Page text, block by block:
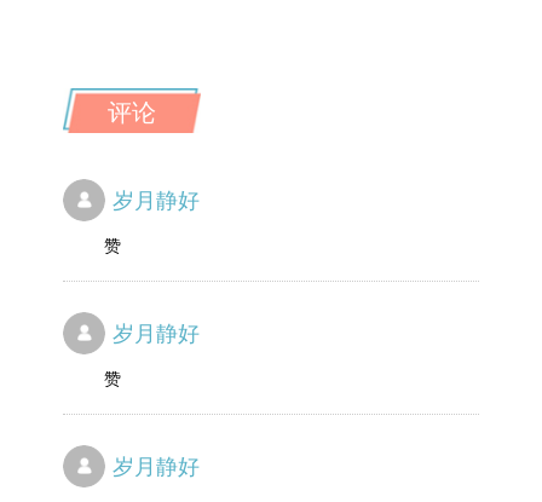
评论
岁月静好
赞
岁月静好
赞
岁月静好